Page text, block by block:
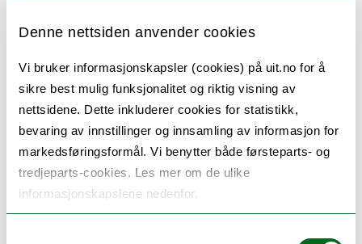
Denne nettsiden anvender cookies
Vi bruker informasjonskapsler (cookies) på uit.no for å
sikre best mulig funksjonalitet og riktig visning av
nettsidene. Dette inkluderer cookies for statistikk,
bevaring av innstillinger og innsamling av informasjon for
markedsføringsformål. Vi benytter både førsteparts- og
tredjeparts-cookies. Les mer om de ulike
informasjonskapslene nedenfor.
øke trivsel med å gå på skolen.